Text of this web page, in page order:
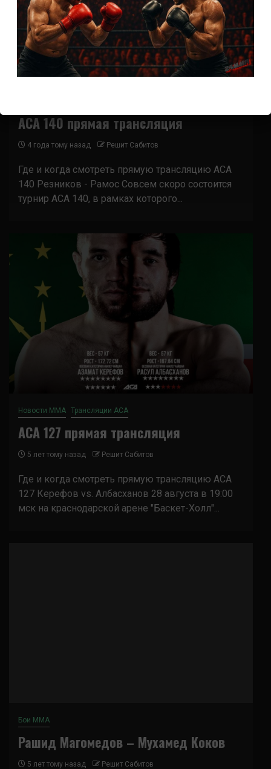
ACA 140 прямая трансляция
4 года тому назад Решит Сабитов
Где и когда смотреть прямую трансляцию ACA
140 Резников - Рамос Совсем скоро состоится
турнир ACA 140, в рамках которого...
Новости ММА Трансляции ACA
ACA 127 прямая трансляция
5 лет тому назад Решит Сабитов
Где и когда смотреть прямую трансляцию ACA
127 Керефов vs. Албасханов 28 августа в 19:00
мск на краснодарской арене "Баскет-Холл"...
Бои ММА
Рашид Магомедов – Мухамед Коков
5 лет тому назад Решит Сабитов